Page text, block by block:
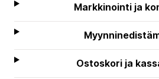
Markkinointi ja
Ostoskori ja